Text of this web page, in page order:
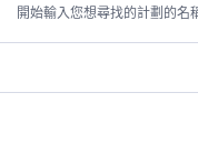
開始輸入您想尋找的計劃的名